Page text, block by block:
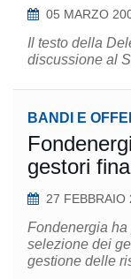
05 MARZO
Il testo della
discussione al
BANDI E
gestori
27 FEBBRAIO
Fondenergia
selezione dei
gestione delle